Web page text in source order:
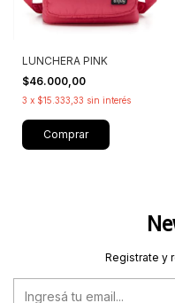
LUNCHERA PINK
$46.000,00
3 x $15.333,33 sin interés
Comprar
Registrate y